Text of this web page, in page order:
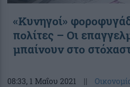
«Κυνηγοί»
πολίτες – Οι
μπαίνουν στο
08:33, 1 Μαΐου 2021 ||